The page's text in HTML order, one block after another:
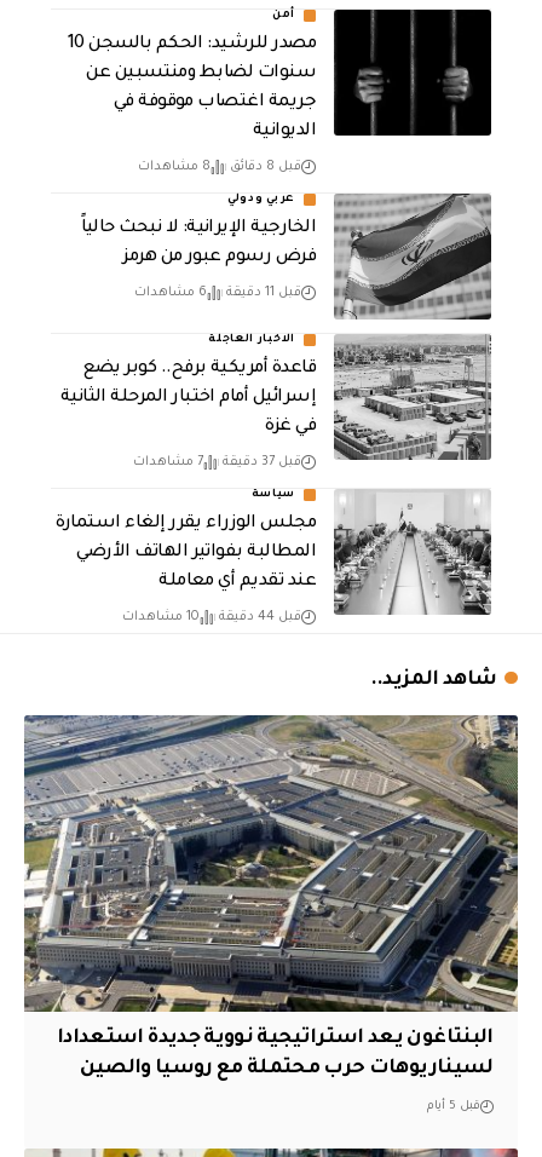
أمن
مصدر للرشيد: الحكم بالسجن 10
سنوات لضابط ومنتسبين عن
جريمة اغتصاب موقوفة في
الديوانية
قبل 8 دقائق 8 مشاهدات
عربي ودولي
الخارجية الإيرانية: لا نبحث حالياً
فرض رسوم عبور من هرمز
قبل 11 دقيقة 6 مشاهدات
الاخبار العاجلة
قاعدة أمريكية برفح.. كوبر يضع
إسرائيل أمام اختبار المرحلة الثانية
في غزة
قبل 37 دقيقة 7 مشاهدات
سياسة
مجلس الوزراء يقرر إلغاء استمارة
المطالبة بفواتير الهاتف الأرضي
عند تقديم أي معاملة
قبل 44 دقيقة 10 مشاهدات
شاهد المزيد..
البنتاغون يعد استراتيجية نووية جديدة استعدادا
لسيناريوهات حرب محتملة مع روسيا والصين
قبل 5 أيام